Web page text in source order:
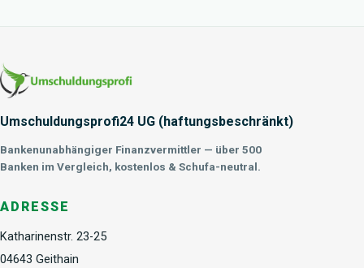
Umschuldungsprofi24 UG (haftungsbeschränkt)
Bankenunabhängiger Finanzvermittler — über 500
Banken im Vergleich, kostenlos & Schufa-neutral.
ADRESSE
Katharinenstr. 23-25
04643 Geithain